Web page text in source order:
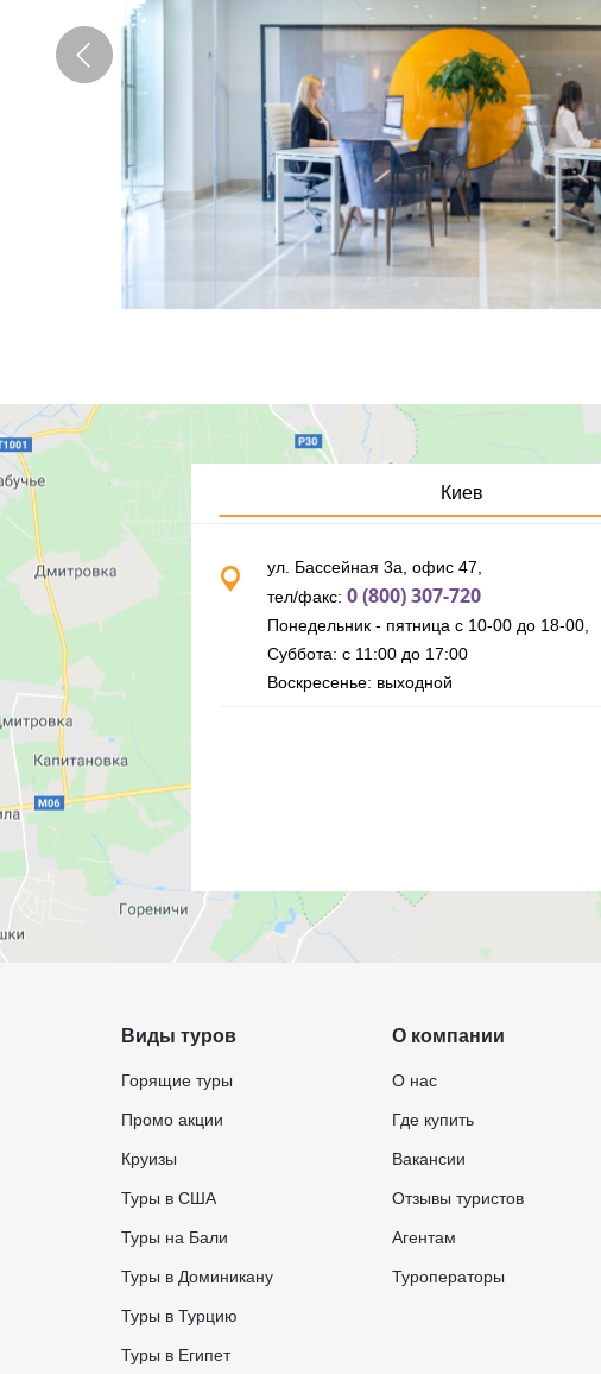
Киев
ул. Бассейная 3а, офис 47,
тел/факс: 0 (800) 307-720
Понедельник - пятница с 10-00 до 18-00,
Суббота: с 11:00 до 17:00
Воскресенье: выходной
Виды туров
Горящие туры
Промо акции
Круизы
Туры в США
Туры на Бали
Туры в Доминикану
Туры в Турцию
Туры в Египет
О компании
О нас
Где купить
Вакансии
Отзывы туристов
Агентам
Туроператоры